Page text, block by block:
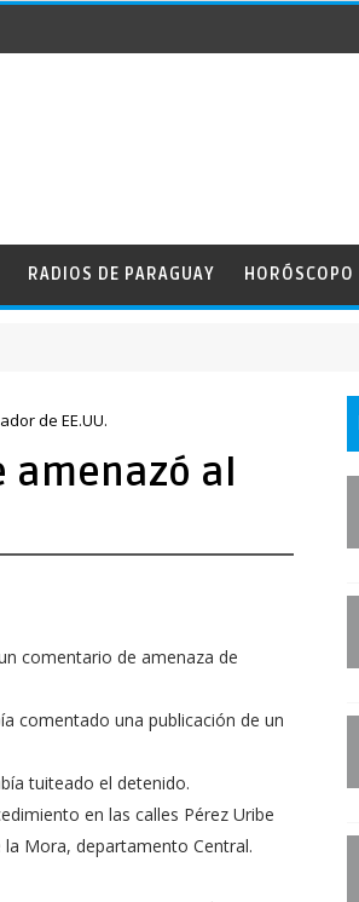
RADIOS DE PARAGUAY HORÓSCOPO
de EE.UU.
amenazó al
comentario de amenaza de
comentado una publicación de un
tuiteado el detenido.
en las calles Pérez Uribe
Mora, departamento Central.